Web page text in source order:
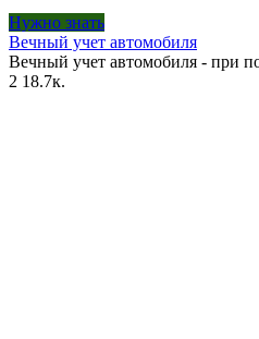
Нужно знать
Вечный учет автомобиля
Вечный учет автомобиля - при
2 18.7к.